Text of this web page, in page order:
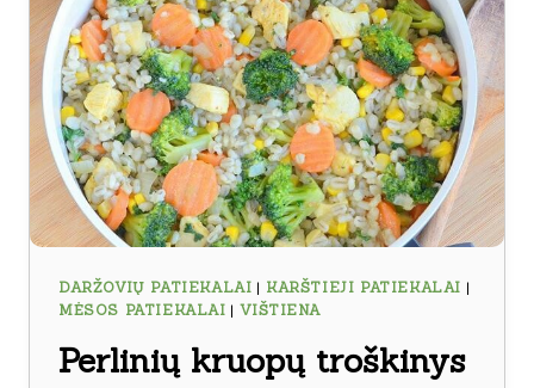
DARŽOVIŲ PATIEKALAI | KARŠTIEJI PATIEKALAI |
MĖSOS PATIEKALAI |VIŠTIENA
Perlinių kruopų troškinys